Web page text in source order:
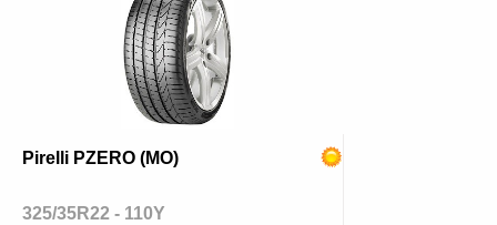
Pirelli PZERO (MO)
325/35R22 - 110Y